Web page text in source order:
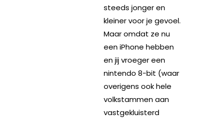
steeds jonger en
kleiner voor je gevoel.
Maar omdat ze nu
een iPhone hebben
en jij vroeger een
nintendo 8-bit (waar
overigens ook hele
volkstammen aan
vastgekluisterd